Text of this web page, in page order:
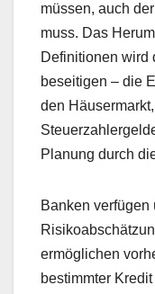
müssen, auch
muss. Das
Definitionen wird
beseitigen – die
den
Planung durch
Banken verfügen
ermöglichen
bestimmter